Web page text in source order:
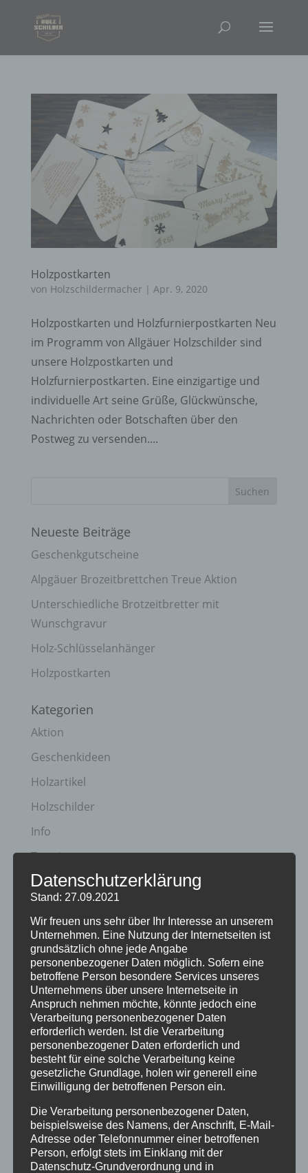
Holzpostkarten
von Holzschildermacher | Apr. 9, 2020
Holzpostkarten und Holzfurnierpostkarten Neu
im Programm von Allgäuer Holzschilder sind
unsere Holzpostkarten und
Holzfurnierpostkarten. Eine einzigartige und
individuelle Art seine Grüße, Glückwünsche,
Nachrichten oder Botschaften über den
Postweg zu versenden....
Neueste Beiträge
Geschenkgutscheine
Alpgäuer Brozeitbrettchen Treue Aktion
Unterschiedliche Brotzeitbretter mit
Wunschgravur
Holz-Schlüsselanhänger
Holzpostkarten
Kategorien
Aktion
Geschenkideen
Holzartikel
Holzschilder
Info
Termine
Archiv
April 2023
Januar 2021
Juli 2020
März 2018
Dezember 2017
März 2017
November 2016
August 2016
Juli 2016
Juni 2016
Mai 2016
Datenschutzerklärung
Stand: 27.09.2021
Wir freuen uns sehr über Ihr Interesse an unserem
Unternehmen. Eine Nutzung der Internetseiten ist
grundsätzlich ohne jede Angabe
personenbezogener Daten möglich. Sofern eine
betroffene Person besondere Services unseres
Unternehmens über unsere Internetseite in
Anspruch nehmen möchte, könnte jedoch eine
Verarbeitung personenbezogener Daten
erforderlich werden. Ist die Verarbeitung
personenbezogener Daten erforderlich und
besteht für eine solche Verarbeitung keine
gesetzliche Grundlage, holen wir generell eine
Einwilligung der betroffenen Person ein.
Die Verarbeitung personenbezogener Daten,
beispielsweise des Namens, der Anschrift, E-Mail-
Adresse oder Telefonnummer einer betroffenen
Person, erfolgt stets im Einklang mit der
Datenschutz-Grundverordnung und in